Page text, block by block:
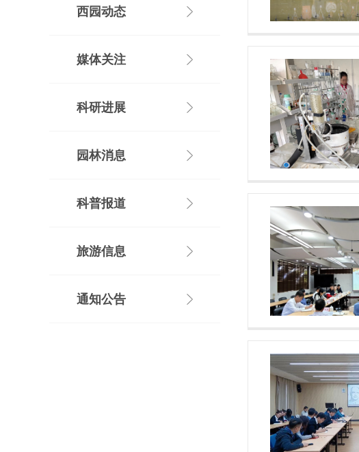
西园动态
媒体关注
科研进展
园林消息
科普报道
旅游信息
通知公告